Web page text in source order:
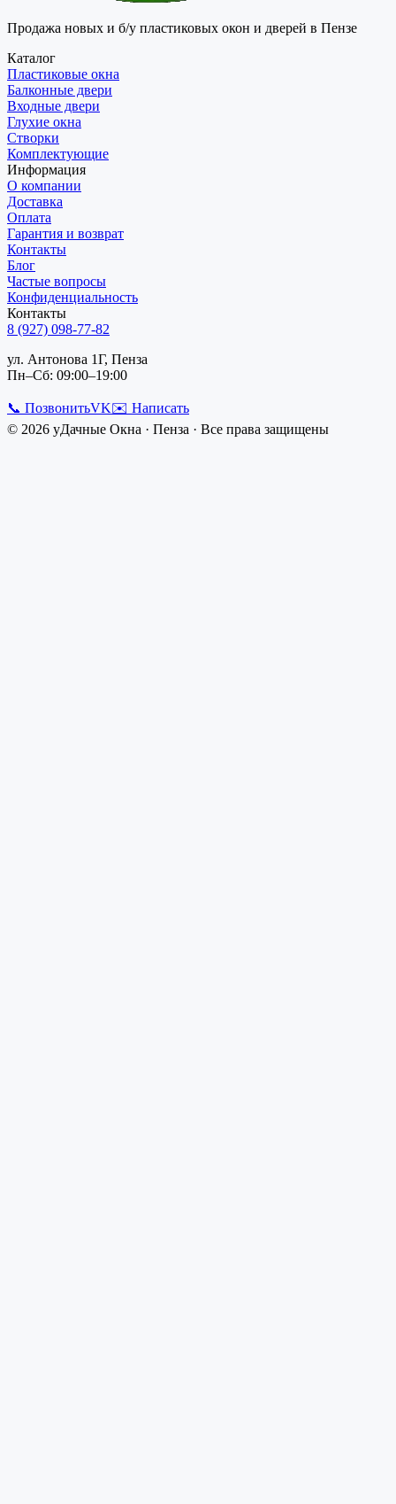
Продажа новых и б/у пластиковых окон и дверей в Пензе
Каталог
Пластиковые окна
Балконные двери
Входные двери
Глухие окна
Створки
Комплектующие
Информация
О компании
Доставка
Оплата
Гарантия и возврат
Контакты
Блог
Частые вопросы
Конфиденциальность
Контакты
8 (927) 098-77-82
ул. Антонова 1Г, Пенза
Пн–Сб: 09:00–19:00
📞 ПозвонитьVK✉️ Написать
© 2026 уДачные Окна · Пенза · Все права защищены